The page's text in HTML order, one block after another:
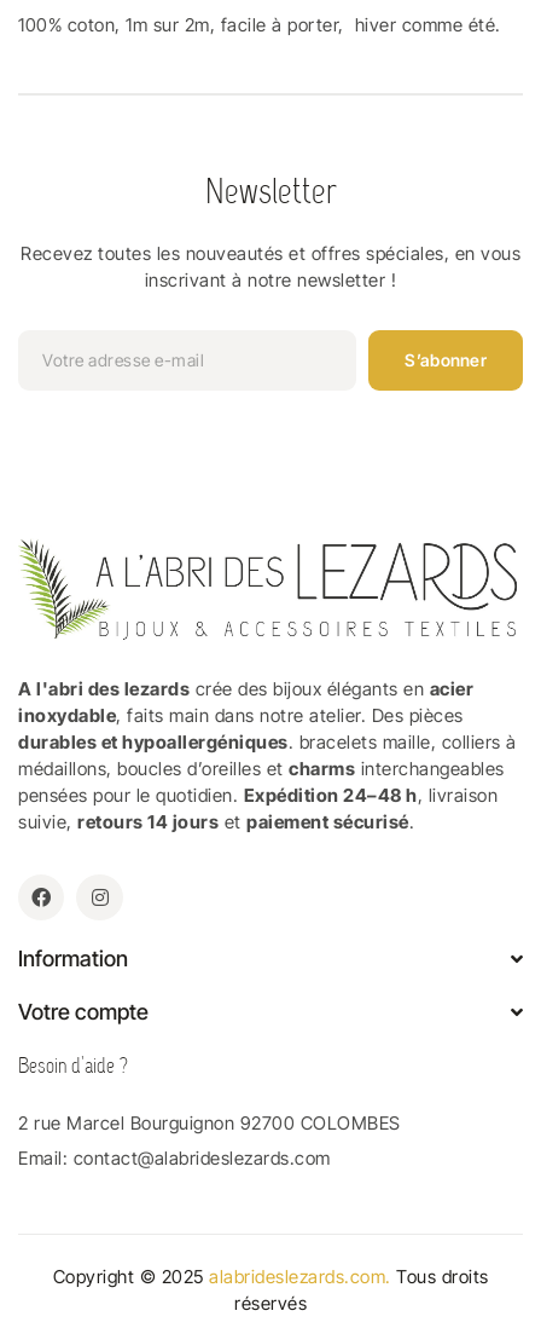
100% coton, 1m sur 2m, facile à porter, hiver comme été.
Newsletter
Recevez toutes les nouveautés et offres spéciales, en vous
inscrivant à notre newsletter !
S’abonner
A l'abri des lezards crée des bijoux élégants en acier
inoxydable, faits main dans notre atelier. Des pièces
durables et hypoallergéniques. bracelets maille, colliers à
médaillons, boucles d’oreilles et charms interchangeables
pensées pour le quotidien. Expédition 24–48 h, livraison
suivie, retours 14 jours et paiement sécurisé.
Information
Votre compte
Besoin d'aide ?
2 rue Marcel Bourguignon 92700 COLOMBES
Email: contact@alabrideslezards.com
Copyright © 2025 alabrideslezards.com. Tous droits
réservés